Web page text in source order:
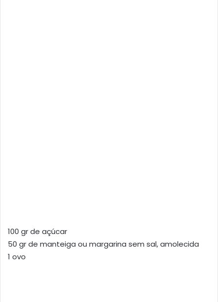
100 gr de açúcar
50 gr de manteiga ou margarina sem sal, amolecida
1 ovo